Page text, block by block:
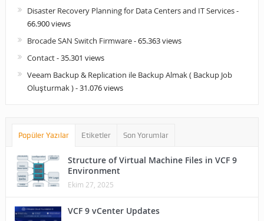
Disaster Recovery Planning for Data Centers and IT Services-
66.900 views
Brocade SAN Switch Firmware- 65.363 views
Contact- 35.301 views
Veeam Backup & Replication ile Backup Almak ( Backup Job
Oluşturmak )- 31.076 views
Popüler Yazılar Etiketler Son Yorumlar
Structure of Virtual Machine Files in VCF 9
Environment
Ekim 27, 2025
VCF 9 vCenter Updates